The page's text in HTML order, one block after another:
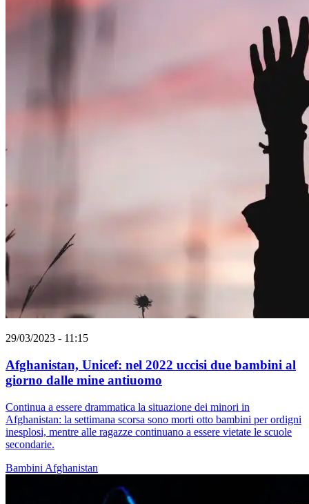
29/03/2023 - 11:15
Afghanistan, Unicef: nel 2022 uccisi due bambini al
giorno dalle mine antiuomo
Continua a essere drammatica la situazione dei minori in
Afghanistan: la settimana scorsa sono morti otto bambini per ordigni
inesplosi, mentre alle ragazze continuano a essere vietate le scuole
secondarie.
Bambini Afghanistan